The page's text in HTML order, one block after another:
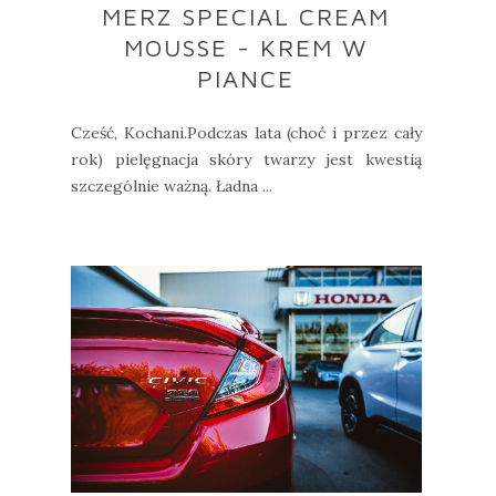
MERZ SPECIAL CREAM
MOUSSE - KREM W
PIANCE
Cześć, Kochani.Podczas lata (choć i przez cały
rok) pielęgnacja skóry twarzy jest kwestią
szczególnie ważną. Ładna ...